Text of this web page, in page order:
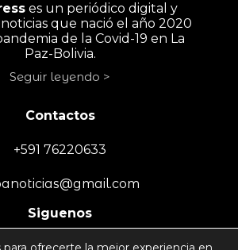
es un periódico digital y
que nació el año 2020
de la Covid-19 en La
Paz-Bolivia.
Seguir leyendo >
Contactos
+591 76220633
Siguenos